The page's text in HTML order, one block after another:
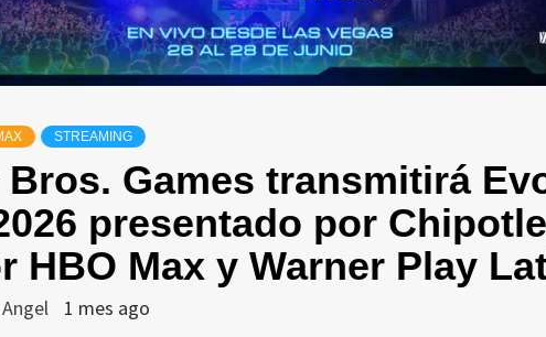
STREAMING
Bros. Games transmitirá
presentado por
HBO Max y Warner Play
1 mes ago